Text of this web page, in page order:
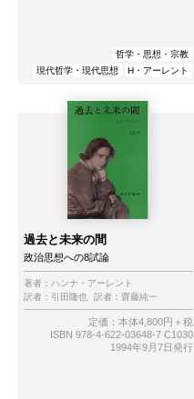
哲学・思想・宗教
現代哲学・現代思想
H・アーレント
過去と未来の間
政治思想への8試論
著者： ハンナ・アーレント
訳者： 引田隆也 訳者： 齋藤純一
定価：本体4,800円＋税
ISBN 978-4-622-03648-7 C1030
1994年9月7日発行